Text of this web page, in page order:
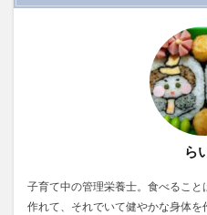
ら
子育て中の管理栄養士。食べるこ
作れて、それでいて健やかな身体